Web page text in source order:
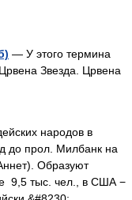
— У этого термина
Звезда. Црвена
народов в
до прол. Милбанк на
Образуют
9,5 тыс. чел., в США −